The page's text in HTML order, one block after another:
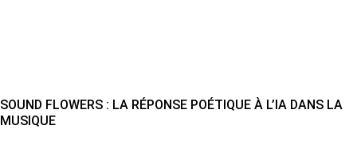
SOUND FLOWERS : LA RÉPONSE POÉTIQUE À L’IA DANS LA
MUSIQUE